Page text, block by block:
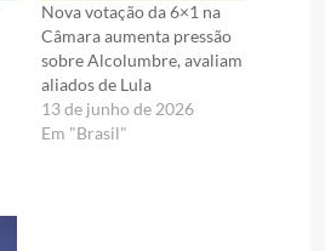
Nova votação da 6×1 na
Câmara aumenta pressão
sobre Alcolumbre, avaliam
aliados de Lula
13 de junho de 2026
Em "Brasil"